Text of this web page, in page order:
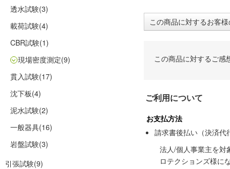
透水試験(3)
載荷試験(4)
CBR試験(1)
現場密度測定(9)
貫入試験(17)
沈下板(4)
泥水試験(2)
一般器具(16)
岩盤試験(3)
引張試験(9)
この商品に対するお客
この商品に対するご感
ご利用について
お支払方法
請求書後払い（決済代
法人/個人事業主を対
ロテクションズ様に